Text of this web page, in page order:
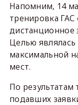
Напомним, 14
тренировка
дистанционное
Целью
максимальной
мест.
По
подавших